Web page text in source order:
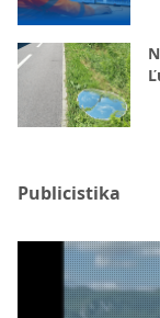
Publicistika